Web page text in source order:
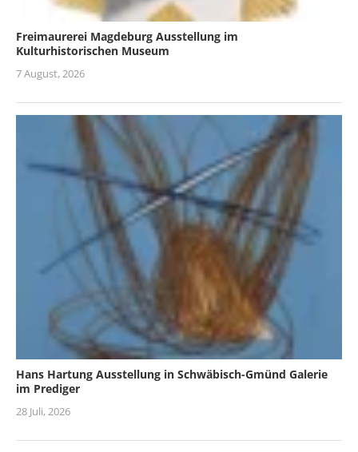
Freimaurerei Magdeburg Ausstellung im
Kulturhistorischen Museum
7 August, 2026
Hans Hartung Ausstellung in Schwäbisch-Gmünd Galerie
im Prediger
28 Juli, 2026